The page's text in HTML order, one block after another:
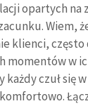
opartych na
Wiem,
klienci, często
momentów w
każdy czuł się